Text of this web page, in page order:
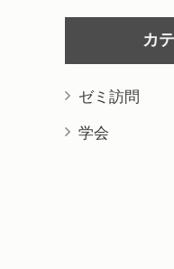
カ
ゼミ訪問
学会